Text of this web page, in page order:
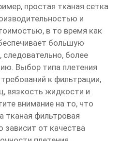
простая тканая сетка
и
в то время как
большую
более
Выбор типа плетения
к фильтрации,
вязкость жидкости и
внимание на то, что
тканая фильтровая
зависит от качества